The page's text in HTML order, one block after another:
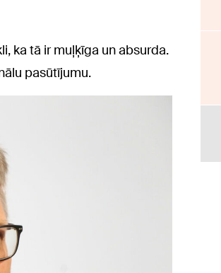
ka tā ir muļķīga un absurda.
pasūtījumu.